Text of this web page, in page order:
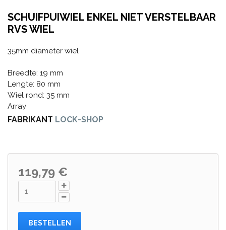
SCHUIFPUIWIEL ENKEL NIET VERSTELBAAR
RVS WIEL
35mm diameter wiel
Breedte: 19 mm
Lengte: 80 mm
Wiel rond: 35 mm
Array
FABRIKANT LOCK-SHOP
119,79 €
BESTELLEN